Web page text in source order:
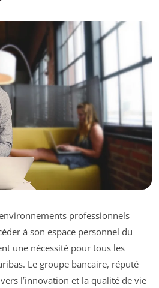
professionnels
à son espace personnel du
une nécessité pour tous les
Le groupe bancaire, réputé
l’innovation et la qualité de vie